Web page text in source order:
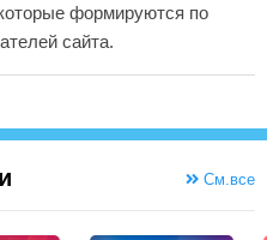
формируются по
сайта.
См.все